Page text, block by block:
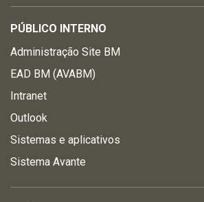
PÚBLICO INTERNO
Administração Site BM
EAD BM (AVABM)
Intranet
Outlook
Sistemas e aplicativos
Sistema Avante